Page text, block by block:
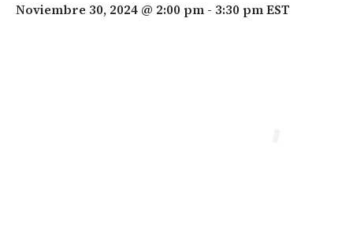
Noviembre 30, 2024 @ 2:00 pm - 3:30 pmEST